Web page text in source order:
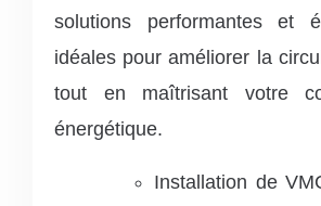
solutions performantes et
idéales pour améliorer la
tout en maîtrisant votre
énergétique.
Installation de